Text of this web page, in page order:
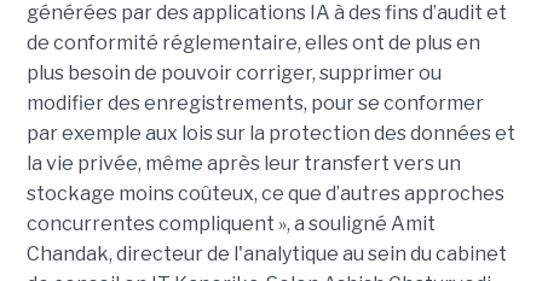
générées par des applications IA à des fins d’audit et
de conformité réglementaire, elles ont de plus en
plus besoin de pouvoir corriger, supprimer ou
modifier des enregistrements, pour se conformer
par exemple aux lois sur la protection des données et
la vie privée, même après leur transfert vers un
stockage moins coûteux, ce que d’autres approches
concurrentes compliquent », a souligné Amit
Chandak, directeur de l'analytique au sein du cabinet